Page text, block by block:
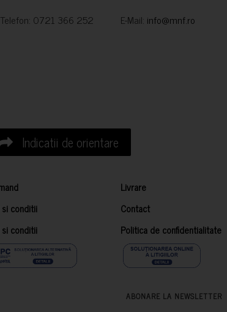
0721 366 252 E-Mail: info@mnf.ro Str.
Indicatii de orientare
Livrare
si conditii
Contact
si conditii
Politica de confidentialitate
ABONARE LA NEWSLETTER